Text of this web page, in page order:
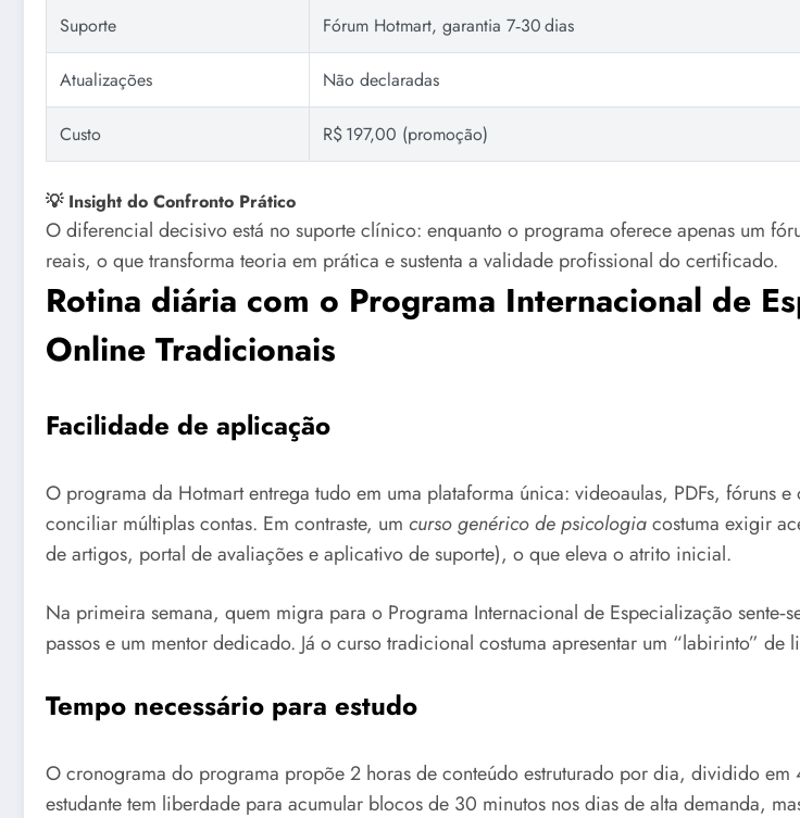
Suporte Fórum Hotmart, garantia 7‑30 dias
Atualizações Não declaradas
Custo R$ 197,00 (promoção)
💡 Insight do Confronto Prático
O diferencial decisivo está no suporte clínico: enquanto o programa oferece apenas um
reais, o que transforma teoria em prática e sustenta a validade profissional do certificado.
Rotina diária com o Programa Internacional de
Online Tradicionais
Facilidade de aplicação
O programa da Hotmart entrega tudo em uma plataforma única: videoaulas, PDFs, fóruns
conciliar múltiplas contas. Em contraste, um curso genérico de psicologiacostuma exigir
de artigos, portal de avaliações e aplicativo de suporte), o que eleva o atrito inicial.
Na primeira semana, quem migra para o Programa Internacional de Especialização
passos e um mentor dedicado. Já o curso tradicional costuma apresentar um “labirinto” de
Tempo necessário para estudo
O cronograma do programa propõe 2 horas de conteúdo estruturado por dia, dividido
estudante tem liberdade para acumular blocos de 30 minutos nos dias de alta demanda,